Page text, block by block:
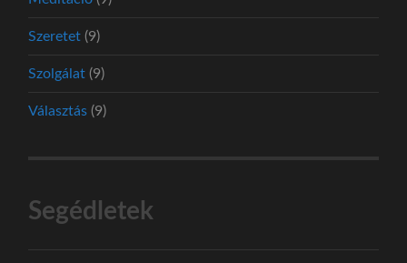
Szeretet (9)
Szolgálat (9)
Választás (9)
Segédletek